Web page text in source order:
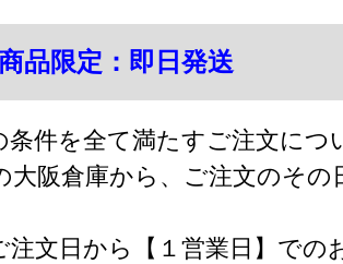
品限定：即日発送
件を全て満たすご注文につ
大阪倉庫から、ご注文のそ
注文日から【１営業日】での